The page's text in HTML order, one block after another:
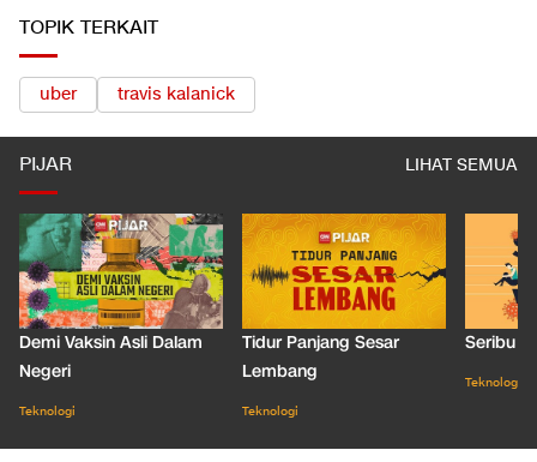
TOPIK TERKAIT
uber travis kalanick
PIJAR LIHAT SEMUA
Demi Vaksin Asli Dalam
Negeri
Teknologi
Tidur Panjang Sesar
Lembang
Teknologi
Seribu
Teknologi